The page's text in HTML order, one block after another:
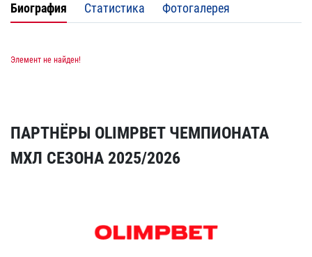
Биография Статистика Фотогалерея
Элемент не найден!
ПАРТНЁРЫ OLIMPBET ЧЕМПИОНАТА
МХЛ СЕЗОНА 2025/2026